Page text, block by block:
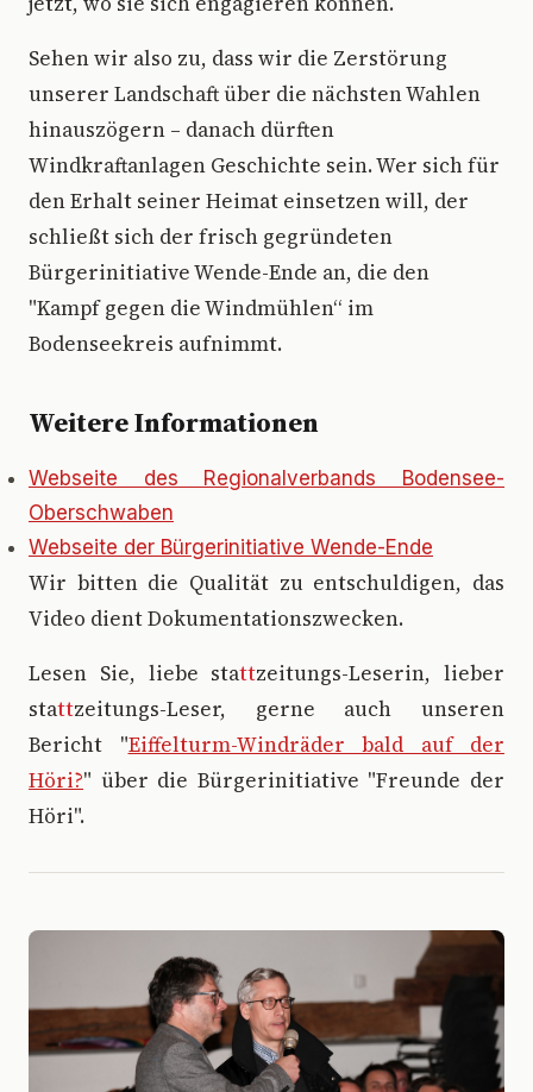
Sehen wir also zu, dass wir die Zerstörung
unserer Landschaft über die nächsten Wahlen
hinauszögern – danach dürften
Windkraftanlagen Geschichte sein. Wer sich für
den Erhalt seiner Heimat einsetzen will, der
schließt sich der frisch gegründeten
Bürgerinitiative Wende-Ende an, die den
"Kampf gegen die Windmühlen“ im
Bodenseekreis aufnimmt.
Weitere Informationen
Webseite des Regionalverbands Bodensee-
Oberschwaben
Webseite der Bürgerinitiative Wende-Ende
Wir bitten die Qualität zu entschuldigen, das
Video dient Dokumentationszwecken.
Lesen Sie, liebe stattzeitungs-Leserin, lieber
stattzeitungs-Leser, gerne auch unseren
Bericht "Eiffelturm-Windräder bald auf der
Höri?" über die Bürgerinitiative "Freunde der
Höri".